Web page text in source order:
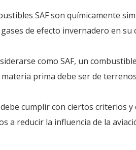
SAF son químicamente
de efecto invernadero en su
como SAF, un
materia prima debe ser de
cumplir con ciertos criterios
a reducir la influencia de la